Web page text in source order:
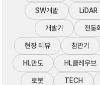
SW개발 LiDAR
개발기 전동
현장 리뷰 참관기
HL만도 HL클레무브
로봇 TECH